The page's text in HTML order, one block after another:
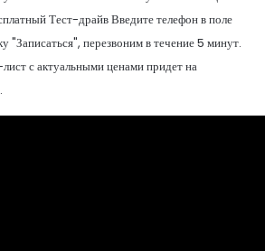
Тест-драйв Введите телефон в поле
"Записаться", перезвоним в течение 5 минут.
с актуальными ценами придет на